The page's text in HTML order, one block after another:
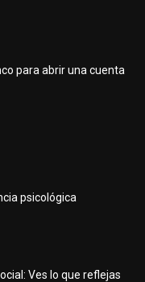
para abrir una cuenta
psicológica
Ves lo que reflejas